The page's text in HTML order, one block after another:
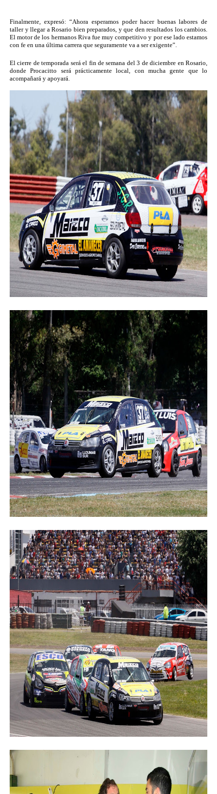
Finalmente, expresó: “Ahora esperamos poder hacer buenas labores de
taller y llegar a Rosario bien preparados, y que den resultados los cambios.
El motor de los hermanos Riva fue muy competitivo y por ese lado estamos
con fe en una última carrera que seguramente va a ser exigente”.
El cierre de temporada será el fin de semana del 3 de diciembre en Rosario,
donde Procacitto será prácticamente local, con mucha gente que lo
acompañará y apoyará.